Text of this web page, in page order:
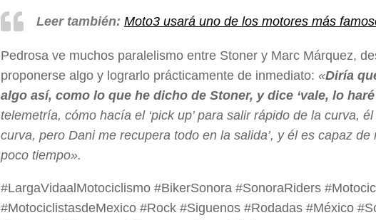
Leer también: Moto3 usará uno de los motores más
Pedrosa ve muchos paralelismo entre Stoner y Marc Márquez,
proponerse algo y lograrlo prácticamente de inmediato: «Diría
algo así, como lo que he dicho de Stoner, y dice ‘vale, lo
telemetría, cómo hacía el ‘pick up’ para salir rápido de la curva,
curva, pero Dani me recupera todo en la salida’, y él es capaz
poco tiempo».
#LargaVidaalMotociclismo #BikerSonora #SonoraRiders
#MotociclistasdeMexico #Rock #Siguenos #Rodadas #México